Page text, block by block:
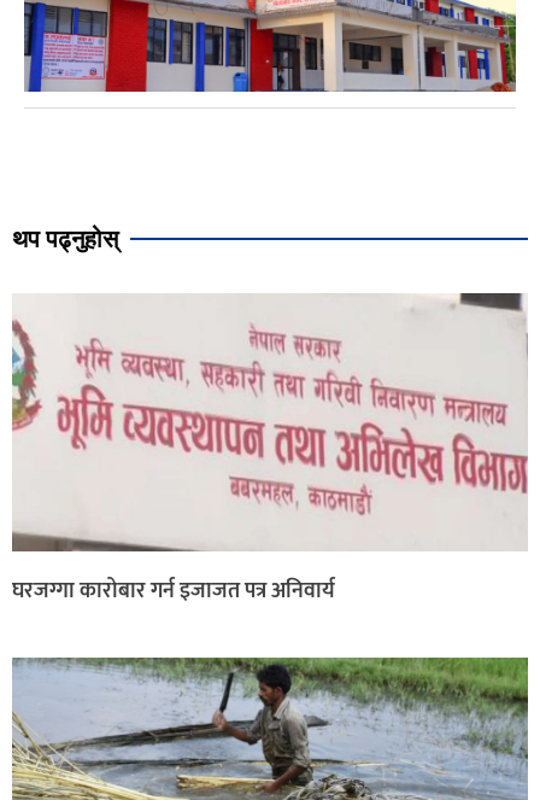
थप पढ्नुहोस्
घरजग्गा कारोबार गर्न इजाजत पत्र अनिवार्य